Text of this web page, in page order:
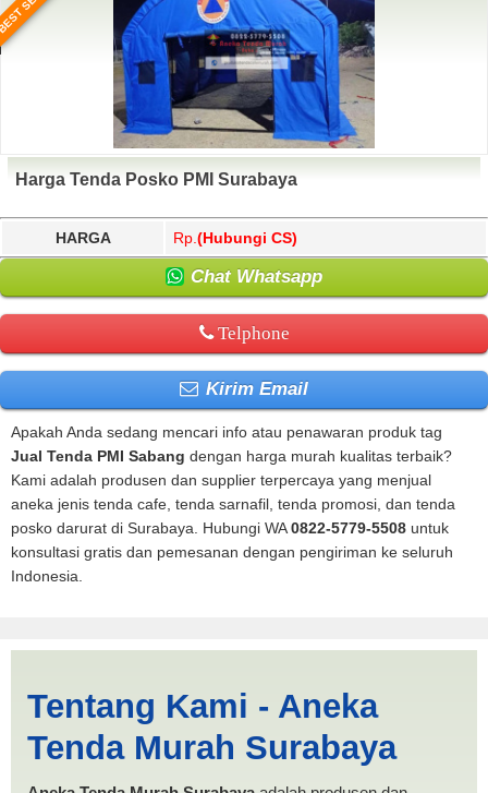
Harga Tenda Posko PMI Surabaya
HARGA Rp. (Hubungi CS)
Chat Whatsapp
Telphone
Kirim Email
Apakah Anda sedang mencari info atau penawaran produk tag
Jual Tenda PMI Sabang dengan harga murah kualitas terbaik?
Kami adalah produsen dan supplier terpercaya yang menjual
aneka jenis tenda cafe, tenda sarnafil, tenda promosi, dan tenda
posko darurat di Surabaya. Hubungi WA0822-5779-5508 untuk
konsultasi gratis dan pemesanan dengan pengiriman ke seluruh
Indonesia.
PRODUKSI ANEKA TENDA
MURAH
Tentang Kami - Aneka
Tenda Murah Surabaya